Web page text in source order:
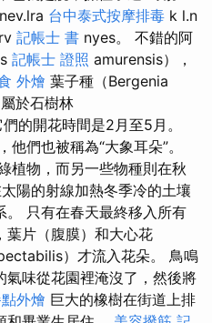
台中泰式按摩排毒 k l.n
rv 記帳士 書 nyes。 不錯的阿
記帳士 證照 amurensis），
外燴 葉子種（Bergenia
於石樹林
的開花時間是2月至5月。
他們也被稱為“大象耳朵”。
植物，而另一些物種則在秋
陽的射線加熱冬季冷的土壤
。 只有在春天最終移入所有
葉片（腹膜）和大心花
）才流入花朵。 鳥鳴
氣味從花園裡淹沒了，然後將
外燴 巨大的橡樹在街道上排